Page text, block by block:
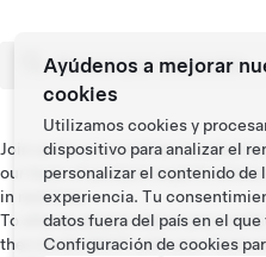
Join us for a live online
our team of product experts where
in real time.
To attend, please select your
then kindly RSVP with your Tesla
Ayúdenos a mejorar
cookies
Utilizamos cookies y
dispositivo para analizar el
personalizar el contenido de
experiencia. Tu
datos fuera del país en el
Configuración de cookies